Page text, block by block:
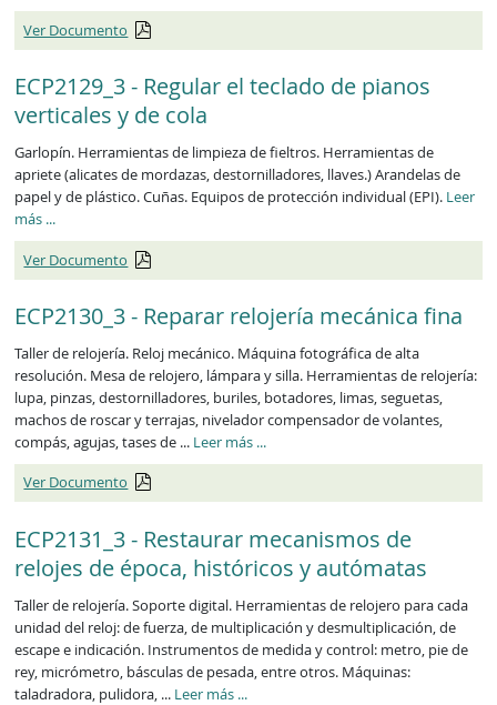
Ver Documento
ECP2129_3 - Regular el teclado de pianos
verticales y de cola
Garlopín. Herramientas de limpieza de fieltros. Herramientas de
apriete (alicates de mordazas, destornilladores, llaves.) Arandelas de
papel y de plástico. Cuñas. Equipos de protección individual (EPI). Leer
más ECP2129_3
...
Ver Documento
ECP2130_3 - Reparar relojería mecánica fina
Taller de relojería. Reloj mecánico. Máquina fotográfica de alta
resolución. Mesa de relojero, lámpara y silla. Herramientas de relojería:
lupa, pinzas, destornilladores, buriles, botadores, limas, seguetas,
machos de roscar y terrajas, nivelador compensador de volantes,
compás, agujas, tases de ... Leer más ECP2130_3
...
Ver Documento
ECP2131_3 - Restaurar mecanismos de
relojes de época, históricos y autómatas
Taller de relojería. Soporte digital. Herramientas de relojero para cada
unidad del reloj: de fuerza, de multiplicación y desmultiplicación, de
escape e indicación. Instrumentos de medida y control: metro, pie de
rey, micrómetro, básculas de pesada, entre otros. Máquinas:
taladradora, pulidora, ... Leer más ECP2131_3
...